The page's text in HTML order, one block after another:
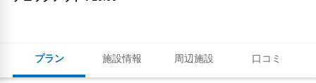
プラン 施設情報 周辺施設 口コミ